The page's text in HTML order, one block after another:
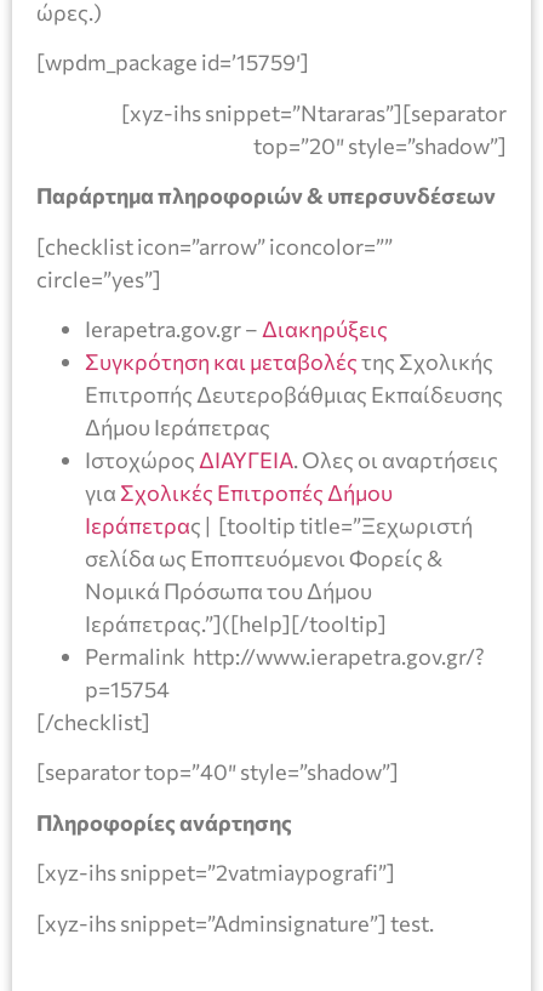
ώρες.)
[wpdm_package id=’15759′]
[xyz-ihs snippet=”Ntararas”][separator
top=”20″ style=”shadow”]
Παράρτημα πληροφοριών & υπερσυνδέσεων
[checklist icon=”arrow” iconcolor=””
circle=”yes”]
Ierapetra.gov.gr – Διακηρύξεις
Συγκρότηση και μεταβολέςτης Σχολικής
Επιτροπής Δευτεροβάθμιας Εκπαίδευσης
Δήμου Ιεράπετρας
Ιστοχώρος ΔΙΑΥΓΕΙΑ. Ολες οι αναρτήσεις
για Σχολικές Επιτροπές Δήμου
Ιεράπετρας | [tooltip title=”Ξεχωριστή
σελίδα ως Εποπτευόμενοι Φορείς &
Nομικά Πρόσωπα του Δήμου
Ιεράπετρας.”]([help][/tooltip]
Permalink http://www.ierapetra.gov.gr/?
p=15754
[/checklist]
[separator top=”40″ style=”shadow”]
Πληροφορίες ανάρτησης
[xyz-ihs snippet=”2vatmiaypografi”]
[xyz-ihs snippet=”Adminsignature”] test.